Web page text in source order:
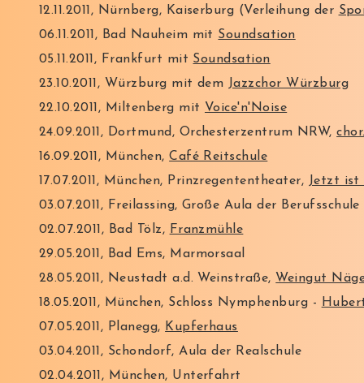
12.11.2011, Nürnberg, Kaiserburg (Verleihung der
06.11.2011, Bad Nauheim mit Soundsation
05.11.2011, Frankfurt mit Soundsation
23.10.2011, Würzburg mit dem Jazzchor Würzburg
22.10.2011, Miltenberg mit Voice'n'Noise
24.09.2011, Dortmund, Orchesterzentrum NRW,
16.09.2011, München,Café Reitschule
17.07.2011, München, Prinzregententheater, Jetzt ist
03.07.2011, Freilassing, Große Aula der Berufsschule
02.07.2011, Bad Tölz, Franzmühle
29.05.2011, Bad Ems, Marmorsaal
28.05.2011, Neustadt a.d. Weinstraße, Weingut
18.05.2011, München, Schloss Nymphenburg -
07.05.2011, Planegg, Kupferhaus
03.04.2011, Schondorf, Aula der Realschule
02.04.2011, München, Unterfahrt